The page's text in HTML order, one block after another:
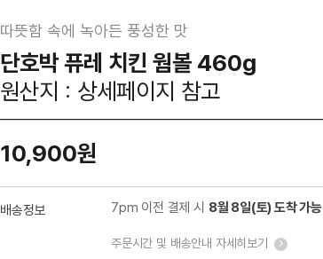
따뜻함 속에 녹아든 풍성한 맛
단호박 퓨레 치킨 웜볼 460g
원산지 : 상세페이지 참고
10,900원
배송정보 7pm 이전 결제 시 8월 8일(토) 도착 가능
주문시간 및 배송안내 자세히보기